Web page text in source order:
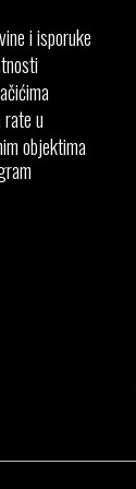
i isporuke
rate u
objektima